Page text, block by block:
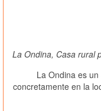
La Ondina, Casa rural
La Ondina es un
concretamente en la